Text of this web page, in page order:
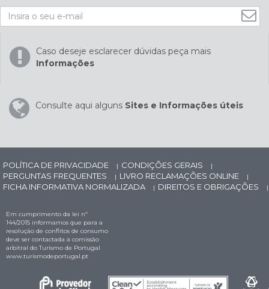
Caso deseje esclarecer dúvidas peça mais
Informações
Consulte aqui alguns Sites e Informações úteis
POLÍTICA DE PRIVACIDADE | CONDIÇÕES GERAIS |
PERGUNTAS FREQUENTES | LIVRO RECLAMAÇÕES ONLINE |
FICHA INFORMATIVA NORMALIZADA | DIREITOS E OBRIGAÇÕES |
Em cumprimento da lei nº
144/2015 informamos que para a
resolução de conflitos de consumo
deve ser contactada a comissão
arbitral do Turismo de Portugal
www.turismodeportugal.pt